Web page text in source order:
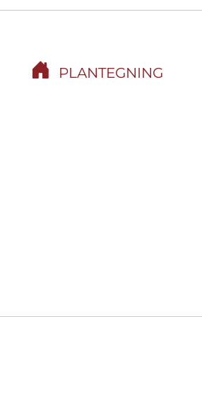
PLANTEGNING